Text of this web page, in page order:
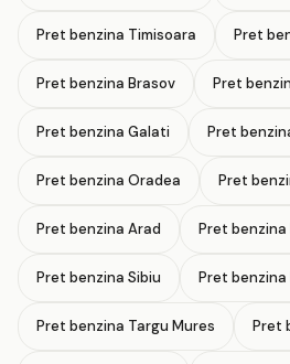
Pret benzina Timisoara Pret
Pret benzina Brasov Pret
Pret benzina Galati Pret
Pret benzina Oradea Pret
Pret benzina Arad Pret
Pret benzina Sibiu Pret benzina
Pret benzina Targu Mures Pret